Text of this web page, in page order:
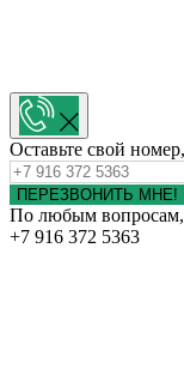
Оставьте свой
ПЕРЕЗВОНИТЬ МНЕ!
По любым вопросам,
+7 916 372 5363